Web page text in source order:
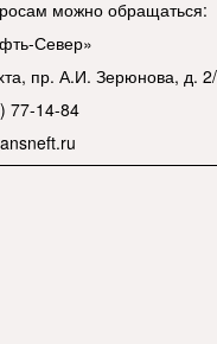
можно обращаться:
Север»
пр. А.И. Зерюнова, д.
77-14-84